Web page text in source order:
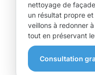
nettoyage de
un résultat propre
veillons à redonner
tout en préservant
Consultation